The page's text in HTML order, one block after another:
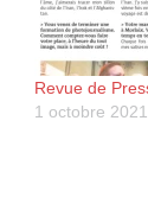
Revue de
1 octobre 2021